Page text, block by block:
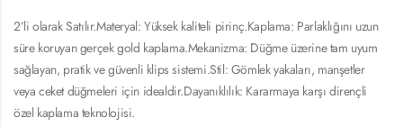
2’li olarak Satılır.Materyal: Yüksek kaliteli pirinç.Kaplama: Parlaklığını uzun
süre koruyan gerçek gold kaplama.Mekanizma: Düğme üzerine tam uyum
sağlayan, pratik ve güvenli klips sistemi.Stil: Gömlek yakaları, manşetler
veya ceket düğmeleri için idealdir.Dayanıklılık: Kararmaya karşı dirençli
özel kaplama teknolojisi.